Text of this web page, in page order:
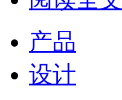
产品
设计